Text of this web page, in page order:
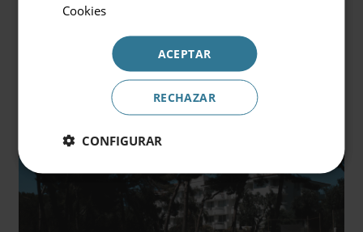
Reservar
Cookies
ACEPTAR
RECHAZAR
CONFIGURAR